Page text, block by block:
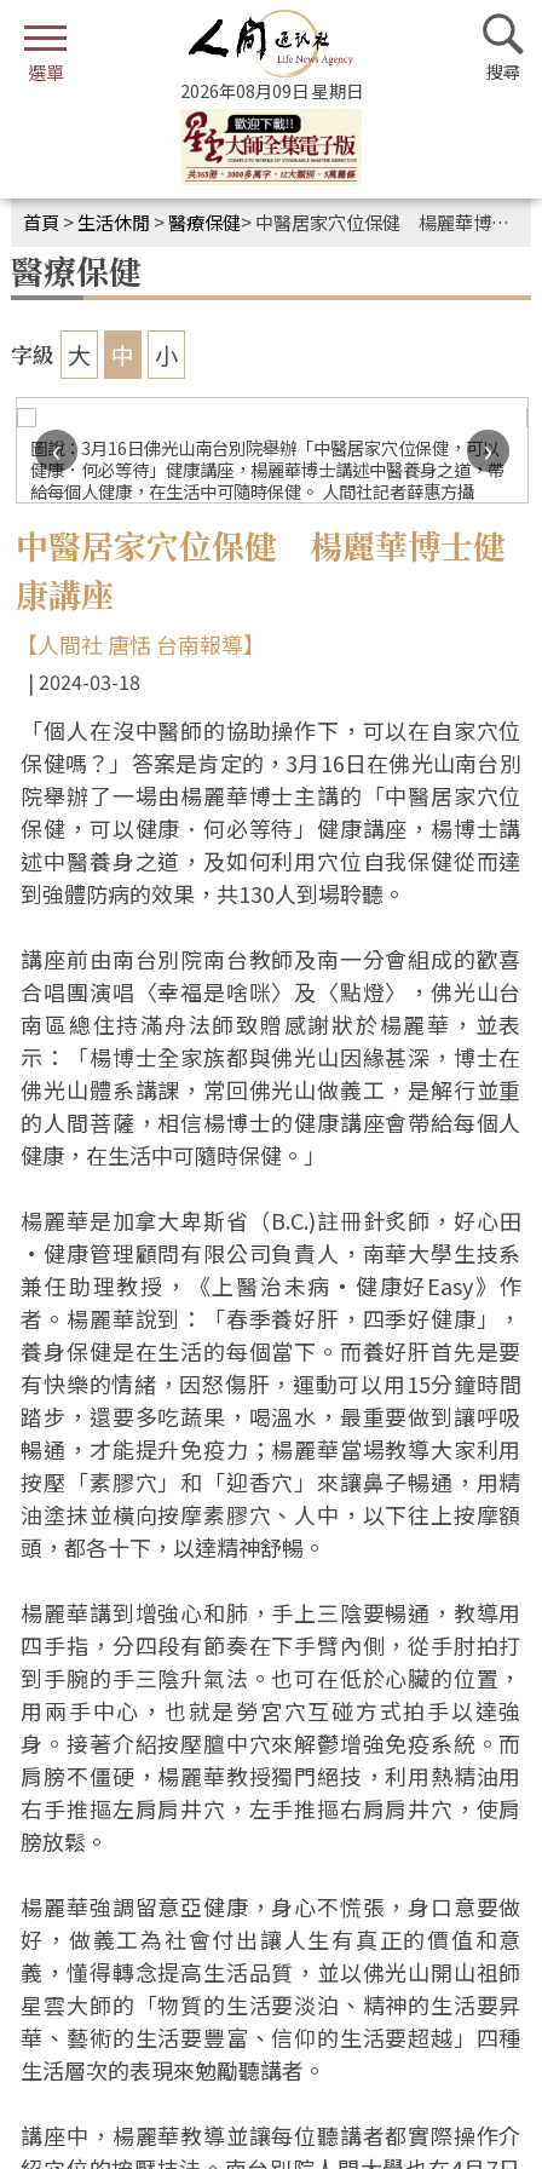
2026年08月09日 星期日
首頁 >生活休閒 >醫療保健>中醫居家穴位保健 楊麗華博士健康講座
醫療保健
字級 大 中 小
圖說：3月16日佛光山南台別院舉辦「中醫居家穴位保健，可以
健康．何必等待」健康講座，楊麗華博士講述中醫養身之道，帶
給每個人健康，在生活中可隨時保健。 人間社記者薛惠方攝
‹ ›
中醫居家穴位保健 楊麗華博士健
康講座
【人間社 唐恬 台南報導】
2024-03-18
「個人在沒中醫師的協助操作下，可以在自家穴位
保健嗎？」答案是肯定的，3月16日在佛光山南台別
院舉辦了一場由楊麗華博士主講的「中醫居家穴位
保健，可以健康．何必等待」健康講座，楊博士講
述中醫養身之道，及如何利用穴位自我保健從而達
到強體防病的效果，共130人到場聆聽。
講座前由南台別院南台教師及南一分會組成的歡喜
合唱團演唱〈幸福是啥咪〉及〈點燈〉，佛光山台
南區總住持滿舟法師致贈感謝狀於楊麗華，並表
示：「楊博士全家族都與佛光山因緣甚深，博士在
佛光山體系講課，常回佛光山做義工，是解行並重
的人間菩薩，相信楊博士的健康講座會帶給每個人
健康，在生活中可隨時保健。」
楊麗華是加拿大卑斯省（B.C.)註冊針炙師，好心田
·健康管理顧問有限公司負責人，南華大學生技系
兼任助理教授，《上醫治未病·健康好Easy》作
者。楊麗華說到：「春季養好肝，四季好健康」，
養身保健是在生活的每個當下。而養好肝首先是要
有快樂的情緒，因怒傷肝，運動可以用15分鐘時間
踏步，還要多吃蔬果，喝溫水，最重要做到讓呼吸
暢通，才能提升免疫力；楊麗華當場教導大家利用
按壓「素膠穴」和「迎香穴」來讓鼻子暢通，用精
油塗抹並橫向按摩素膠穴、人中，以下往上按摩額
頭，都各十下，以達精神舒暢。
楊麗華講到增強心和肺，手上三陰要暢通，教導用
四手指，分四段有節奏在下手臂內側，從手肘拍打
到手腕的手三陰升氣法。也可在低於心臟的位置，
用兩手中心，也就是勞宮穴互碰方式拍手以達強
身。接著介紹按壓膻中穴來解鬱增強免疫系統。而
肩膀不僵硬，楊麗華教授獨門絕技，利用熱精油用
右手推摳左肩肩井穴，左手推摳右肩肩井穴，使肩
膀放鬆。
楊麗華強調留意亞健康，身心不慌張，身口意要做
好，做義工為社會付出讓人生有真正的價值和意
義，懂得轉念提高生活品質，並以佛光山開山祖師
星雲大師的「物質的生活要淡泊、精神的生活要昇
華、藝術的生活要豐富、信仰的生活要超越」四種
生活層次的表現來勉勵聽講者。
講座中，楊麗華教導並讓每位聽講者都實際操作介